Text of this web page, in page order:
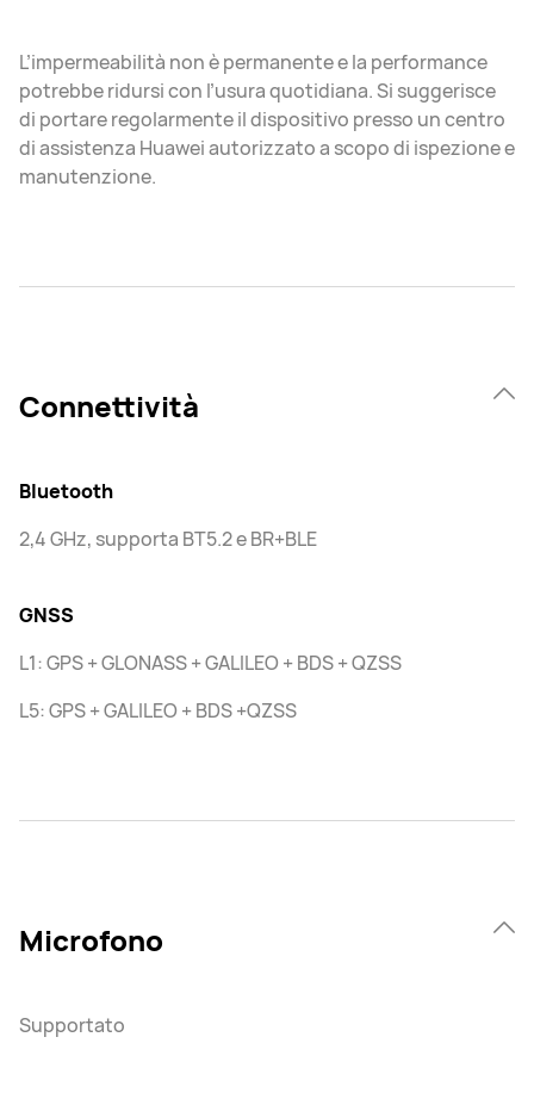
L’impermeabilità non è permanente e la performance
potrebbe ridursi con l’usura quotidiana. Si suggerisce
di portare regolarmente il dispositivo presso un centro
di assistenza Huawei autorizzato a scopo di ispezione e
manutenzione.
Connettività
Bluetooth
2,4 GHz, supporta BT5.2 e BR+BLE
GNSS
L1: GPS + GLONASS + GALILEO + BDS + QZSS
L5: GPS + GALILEO + BDS +QZSS
Microfono
Supportato